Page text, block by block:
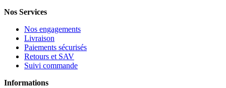
Nos Services
Nos engagements
Livraison
Paiements sécurisés
Retours et SAV
Suivi commande
Informations